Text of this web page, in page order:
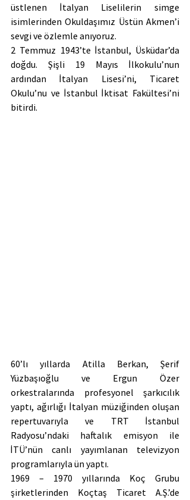
üstlenen İtalyan Liselilerin simge
isimlerinden Okuldaşımız Üstün Akmen’i
sevgi ve özlemle anıyoruz.
2 Temmuz 1943’te İstanbul, Üsküdar’da
doğdu. Şişli 19 Mayıs İlkokulu’nun
ardından İtalyan Lisesi’ni, Ticaret
Okulu’nu ve İstanbul İktisat Fakültesi’ni
bitirdi.
60’lı yıllarda Atilla Berkan, Şerif
Yüzbaşıoğlu ve Ergun Özer
orkestralarında profesyonel şarkıcılık
yaptı, ağırlığı İtalyan müziğinden oluşan
repertuvarıyla ve TRT İstanbul
Radyosu’ndaki haftalık emisyon ile
İTÜ’nün canlı yayımlanan televizyon
programlarıyla ün yaptı.
1969 – 1970 yıllarında Koç Grubu
şirketlerinden Koçtaş Ticaret A.Ş.’de